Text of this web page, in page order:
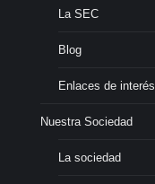
La SEC
Blog
Enlaces de interés
Nuestra Sociedad
La sociedad